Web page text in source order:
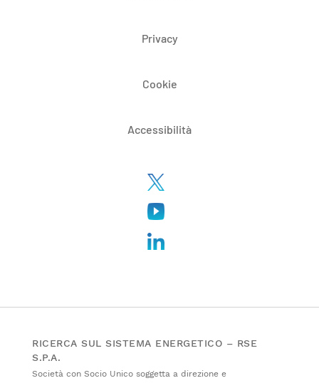
Privacy
Cookie
Accessibilità
RICERCA SUL SISTEMA ENERGETICO – RSE
S.P.A.
Società con Socio Unico soggetta a direzione e